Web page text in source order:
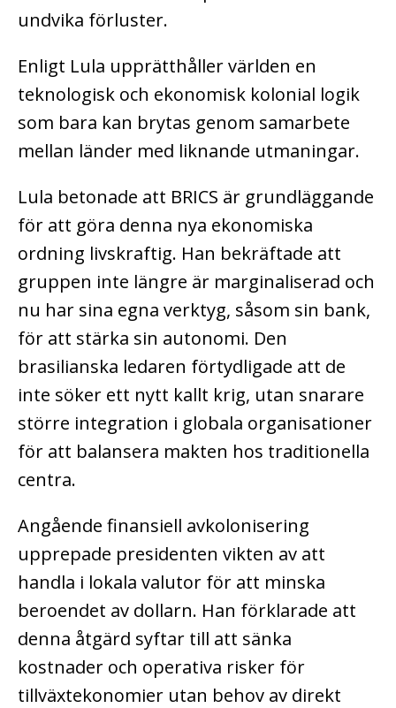
undvika förluster.
Enligt Lula upprätthåller världen en
teknologisk och ekonomisk kolonial logik
som bara kan brytas genom samarbete
mellan länder med liknande utmaningar.
Lula betonade att BRICS är grundläggande
för att göra denna nya ekonomiska
ordning livskraftig. Han bekräftade att
gruppen inte längre är marginaliserad och
nu har sina egna verktyg, såsom sin bank,
för att stärka sin autonomi. Den
brasilianska ledaren förtydligade att de
inte söker ett nytt kallt krig, utan snarare
större integration i globala organisationer
för att balansera makten hos traditionella
centra.
Angående finansiell avkolonisering
upprepade presidenten vikten av att
handla i lokala valutor för att minska
beroendet av dollarn. Han förklarade att
denna åtgärd syftar till att sänka
kostnader och operativa risker för
tillväxtekonomier utan behov av direkt